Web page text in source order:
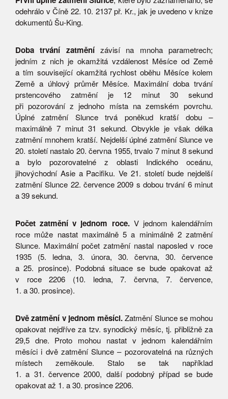
odehrálo v Číně 22. 10. 2137 př. Kr., jak je uvedeno v knize
dokumentů Šu-King.
Doba trvání zatměnízávisí na mnoha parametrech;
jedním z nich je okamžitá vzdálenost Měsíce od Země
a tím související okamžitá rychlost oběhu Měsíce kolem
Země a úhlový průměr Měsíce. Maximální doba trvání
prstencového zatmění je 12 minut 30 sekund
při pozorování z jednoho místa na zemském povrchu.
Úplné zatmění Slunce trvá poněkud kratší dobu –
maximálně 7 minut 31 sekund. Obvykle je však délka
zatmění mnohem kratší. Nejdelší úplné zatmění Slunce ve
20. století nastalo 20. června 1955, trvalo 7 minut 8 sekund
a bylo pozorovatelné z oblasti Indického oceánu,
jihovýchodní Asie a Pacifiku. Ve 21. století bude nejdelší
zatmění Slunce 22. července 2009 s dobou trvání 6 minut
a 39 sekund.
Počet zatmění v jednom roce.V jednom kalendářním
roce může nastat maximálně 5 a minimálně 2 zatmění
Slunce. Maximální počet zatmění nastal naposled v roce
1935 (5. ledna, 3. února, 30. června, 30. července
a 25. prosince). Podobná situace se bude opakovat až
v roce 2206 (10. ledna, 7. června, 7. července,
1. a 30. prosince).
Dvě zatmění v jednom měsíci.Zatmění Slunce se mohou
opakovat nejdříve za tzv. synodický měsíc, tj. přibližně za
29,5 dne. Proto mohou nastat v jednom kalendářním
měsíci i dvě zatmění Slunce – pozorovatelná na různých
místech zeměkoule. Stalo se tak například
1. a 31. července 2000, další podobný případ se bude
opakovat až 1. a 30. prosince 2206.